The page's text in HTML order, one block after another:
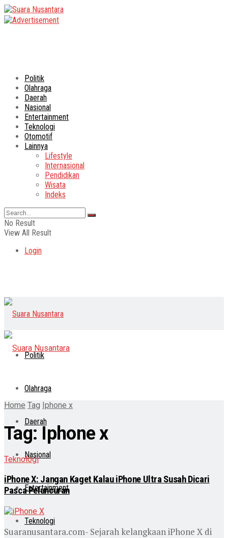
Politik
Olahraga
Daerah
Nasional
Entertainment
Teknologi
Otomotif
Lainnya
Lifestyle
Internasional
Pendidikan
Wisata
Indeks
No Result
View All Result
Login
Politik
Olahraga
Daerah
Nasional
Entertainment
Teknologi
Home Tag Iphone x
Tag: Iphone x
Teknologi
iPhone X: Jangan Kaget Kalau iPhone Ultra Susah Dicari
Pasca Peluncuran
Suaranusantara.com- Sejarah kelangkaan iPhone X di